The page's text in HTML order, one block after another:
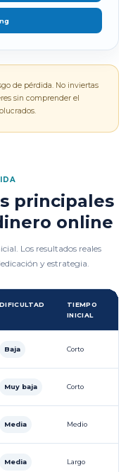
de pérdida. No inviertas
sin comprender el
principales
online
Los resultados reales
y estrategia.
DIFICULTAD
TIEMPO
INICIAL
Baja Corto
Muy baja Corto
Media Medio
Media Largo